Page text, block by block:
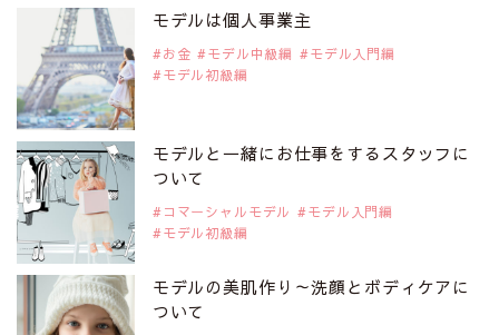
是非ご覧ください。
注目モデル CHIHARUさん
2019年9月29日
注目モデルを1名追加いたしました。
是非ご覧ください。
注目モデル 藤井サチさん
2019年9月29日
注目モデルを1名追加いたしました。
是非ご覧ください。
大注目のモデル10人
モデルは個人事業主
お金 モデル中級編
モデル入門編
モデル初級編
モデルと一緒にお仕事をするスタッフに
ついて
コマーシャルモデル
モデル入門編
モデル初級編
モデルの美肌作り～洗顔とボディケアに
ついて